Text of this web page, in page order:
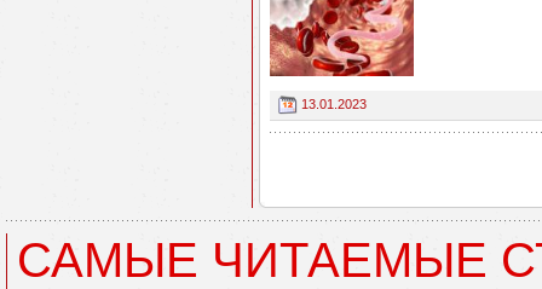
13.01.2023
САМЫЕ ЧИТАЕМЫЕ